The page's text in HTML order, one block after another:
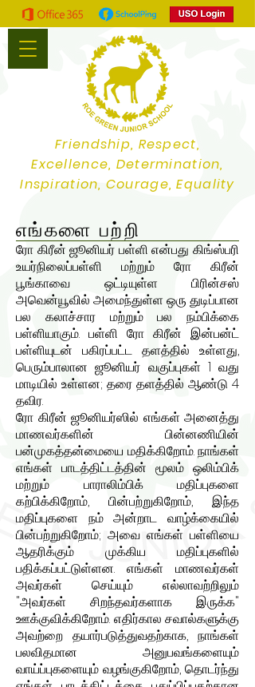
Friendship, Respect,
Excellence, Determination,
Inspiration, Courage, Equality
எங்களை பற்றி
ரோ கிரீன் ஜூனியர் பள்ளி என்பது கிங்ஸ்பரி
உயர்நிலைப்பள்ளி மற்றும் ரோ கிரீன்
பூங்காவை ஒட்டியுள்ள பிரின்சஸ்
அவென்யூவில் அமைந்துள்ள ஒரு துடிப்பான
பல கலாச்சார மற்றும் பல நம்பிக்கை
பள்ளியாகும். பள்ளி ரோ கிரீன் இன்பன்ட்
பள்ளியுடன் பகிரப்பட்ட தளத்தில் உள்ளது,
பெரும்பாலான ஜூனியர் வகுப்புகள் 1 வது
மாடியில் உள்ளன; தரை தளத்தில் ஆண்டு 4
தவிர.
ரோ கிரீன் ஜூனியர்ஸில் எங்கள் அனைத்து
மாணவர்களின் பின்னணியின்
பன்முகத்தன்மையை மதிக்கிறோம். நாங்கள்
எங்கள் பாடத்திட்டத்தின் மூலம் ஒலிம்பிக்
மற்றும் பாராலிம்பிக் மதிப்புகளை
கற்பிக்கிறோம், பின்பற்றுகிறோம், இந்த
மதிப்புகளை நம் அன்றாட வாழ்க்கையில்
பின்பற்றுகிறோம்; அவை எங்கள் பள்ளியை
ஆதரிக்கும் முக்கிய மதிப்புகளில்
பதிக்கப்பட்டுள்ளன. எங்கள் மாணவர்கள்
அவர்கள் செய்யும் எல்லாவற்றிலும்
"அவர்கள் சிறந்தவர்களாக இருக்க"
ஊக்குவிக்கிறோம். எதிர்கால சவால்களுக்கு
அவற்றை தயார்படுத்துவதற்காக, நாங்கள்
பலவிதமான அனுபவங்களையும்
வாய்ப்புகளையும் வழங்குகிறோம், தொடர்ந்து